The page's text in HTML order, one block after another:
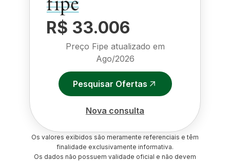
R$ 33.006
Preço Fipe atualizado em
Ago/2026
Pesquisar Ofertas
Nova consulta
Os valores exibidos são meramente referenciais e têm
finalidade exclusivamente informativa.
Os dados não possuem validade oficial e não devem